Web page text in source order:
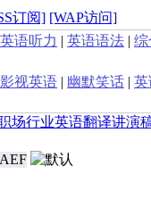
订阅] [WAP访问]
英语听力 | 英语语法 | 综
影视英语 | 幽默笑话 | 英
场行业英语翻译讲演